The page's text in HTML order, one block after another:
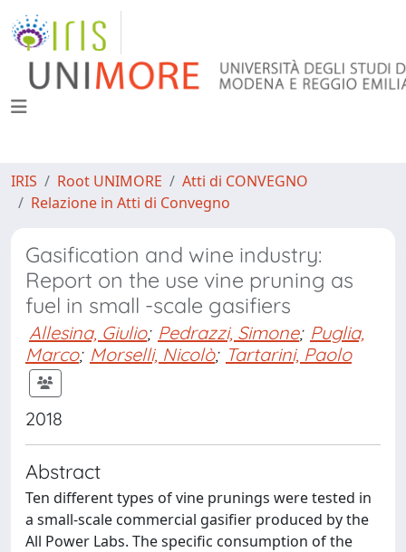
IRIS Root UNIMORE
Atti di CONVEGNO
Relazione in Atti di Convegno
Gasification and wine industry:
Report on the use vine pruning as
fuel in small -scale gasifiers
Allesina, Giulio; Pedrazzi, Simone; Puglia,
Marco; Morselli, Nicolò; Tartarini, Paolo
2018
Abstract
Ten different types of vine prunings were tested in
a small-scale commercial gasifier produced by the
All Power Labs. The specific consumption of the